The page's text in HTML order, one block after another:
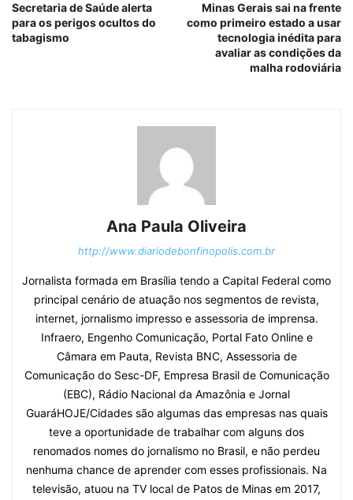
Secretaria de Saúde alerta
para os perigos ocultos do
tabagismo
Minas Gerais sai na frente
como primeiro estado a usar
tecnologia inédita para
avaliar as condições da
malha rodoviária
Ana Paula Oliveira
http://www.diariodebonfinopolis.com.br
Jornalista formada em Brasília tendo a Capital Federal como
principal cenário de atuação nos segmentos de revista,
internet, jornalismo impresso e assessoria de imprensa.
Infraero, Engenho Comunicação, Portal Fato Online e
Câmara em Pauta, Revista BNC, Assessoria de
Comunicação do Sesc-DF, Empresa Brasil de Comunicação
(EBC), Rádio Nacional da Amazônia e Jornal
GuaráHOJE/Cidades são algumas das empresas nas quais
teve a oportunidade de trabalhar com alguns dos
renomados nomes do jornalismo no Brasil, e não perdeu
nenhuma chance de aprender com esses profissionais. Na
televisão, atuou na TV local de Patos de Minas em 2017,